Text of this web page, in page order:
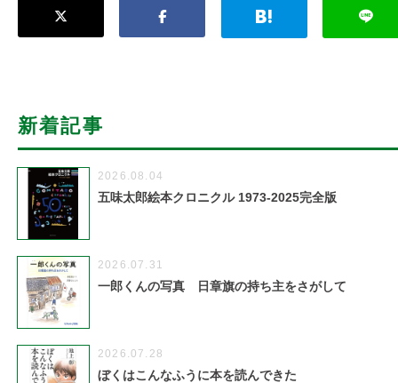
新着記事
2026.08.04
五味太郎絵本クロニクル 1973-2025完全版
2026.07.31
一郎くんの写真 日章旗の持ち主をさがして
2026.07.28
ぼくはこんなふうに本を読んできた